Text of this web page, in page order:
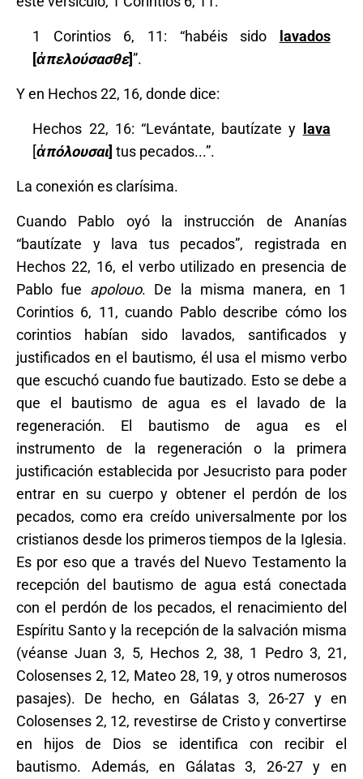
1 Corintios 6, 11: “habéis sido lavados
[ἀπελούσασθε]”.
Y en Hechos 22, 16, donde dice:
Hechos 22, 16: “Levántate, bautízate y lava
[ἀπόλουσαι] tus pecados...”.
La conexión es clarísima.
Cuando Pablo oyó la instrucción de Ananías
“bautízate y lava tus pecados”, registrada en
Hechos 22, 16, el verbo utilizado en presencia de
Pablo fue apolouo. De la misma manera, en 1
Corintios 6, 11, cuando Pablo describe cómo los
corintios habían sido lavados, santificados y
justificados en el bautismo, él usa el mismo verbo
que escuchó cuando fue bautizado. Esto se debe a
que el bautismo de agua es el lavado de la
regeneración. El bautismo de agua es el
instrumento de la regeneración o la primera
justificación establecida por Jesucristo para poder
entrar en su cuerpo y obtener el perdón de los
pecados, como era creído universalmente por los
cristianos desde los primeros tiempos de la Iglesia.
Es por eso que a través del Nuevo Testamento la
recepción del bautismo de agua está conectada
con el perdón de los pecados, el renacimiento del
Espíritu Santo y la recepción de la salvación misma
(véanse Juan 3, 5, Hechos 2, 38, 1 Pedro 3, 21,
Colosenses 2, 12, Mateo 28, 19, y otros numerosos
pasajes). De hecho, en Gálatas 3, 26-27 y en
Colosenses 2, 12, revestirse de Cristo y convertirse
en hijos de Dios se identifica con recibir el
bautismo. Además, en Gálatas 3, 26-27 y en